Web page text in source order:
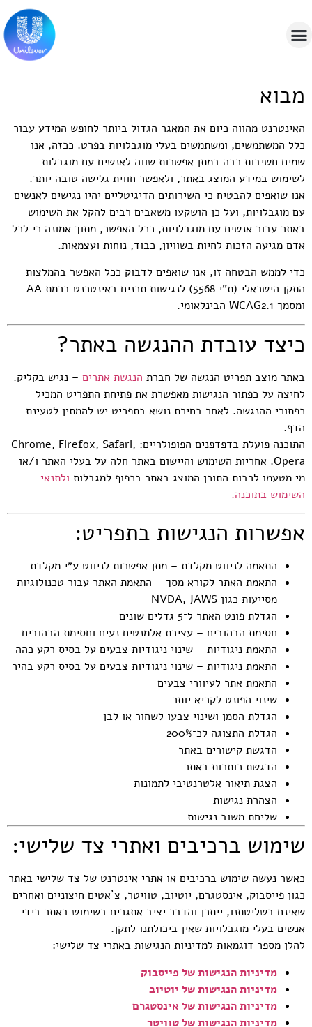
מבוא
האינטרנט מהווה כיום את המאגר הגדול ביותר לחופש המידע עבור
כלל המשתמשים, ומשתמשים בעלי מוגבלויות בפרט. ככזה, אנו
שמים חשיבות רבה במתן אפשרות שווה לאנשים עם מוגבלות
לשימוש במידע המוצג באתר, ולאפשר חווית גלישה טובה יותר.
אנו שואפים להבטיח כי השירותים הדיגיטליים יהיו נגישים לאנשים
עם מוגבלויות, ועל כן הושקעו משאבים רבים להקל את השימוש
באתר עבור אנשים עם מוגבלויות, ככל האפשר, מתוך אמונה כי לכל
אדם מגיעה הזכות לחיות בשוויון, כבוד, נוחות ועצמאות.
כדי לממש הבטחה זו, אנו שואפים לדבוק ככל האפשר בהמלצות
התקן הישראלי (ת"י 5568) לנגישות תכנים באינטרנט ברמת AA
ומסמך WCAG2.1 הבינלאומי.
כיצד עובדת ההנגשה באתר?
באתר מוצב תפריט הנגשה של חברת הנגשת אתרים – נגיש בקליק.
לחיצה על כפתור הנגישות מאפשרת את פתיחת התפריט המכיל
כפתורי ההנגשה. לאחר בחירת נושא בתפריט יש להמתין לטעינת
הדף.
התוכנה פועלת בדפדפנים הפופולריים: Chrome, Firefox, Safari,
Opera. אחריות השימוש והיישום באתר חלה על בעלי האתר ו/או
מי מטעמו לרבות התוכן המוצג באתר בכפוף למגבלות ולתנאי
השימוש בתוכנה.
אפשרות הנגישות בתפריט:
התאמה לניווט מקלדת – מתן אפשרות לניווט ע״י מקלדת
התאמת האתר לקורא מסך – התאמת האתר עבור טכנולוגיות
מסייעות כגון NVDA, JAWS
הגדלת פונט האתר ל־5 גדלים שונים
חסימת הבהובים – עצירת אלמנטים נעים וחסימת הבהובים
התאמת ניגודיות – שינוי ניגודיות צבעים על בסיס רקע כהה
התאמת ניגודיות – שינוי ניגודיות צבעים על בסיס רקע בהיר
התאמת אתר לעיוורי צבעים
שינוי הפונט לקריא יותר
הגדלת הסמן ושינוי צבעו לשחור או לבן
הגדלת התצוגה לכ־200%
הדגשת קישורים באתר
הדגשת כותרות באתר
הצגת תיאור אלטרנטיבי לתמונות
הצהרת נגישות
שליחת משוב נגישות
שימוש ברכיבים ואתרי צד שלישי:
כאשר נעשה שימוש ברכיבים או אתרי אינטרנט של צד שלישי באתר
כגון פייסבוק, אינסטגרם, יוטיוב, טוויטר, צ`אטים חיצוניים ואחרים
שאינם בשליטתנו, ייתכן והדבר יציב אתגרים בשימוש באתר בידי
אנשים בעלי מוגבלויות שאין ביכולתנו לתקן.
להלן מספר דוגמאות למדיניות הנגישות באתרי צד שלישי:
מדיניות הנגישות של פייסבוק
מדיניות הנגישות של יוטיוב
מדיניות הנגישות של אינסטגרם
מדיניות הנגישות של טוויטר